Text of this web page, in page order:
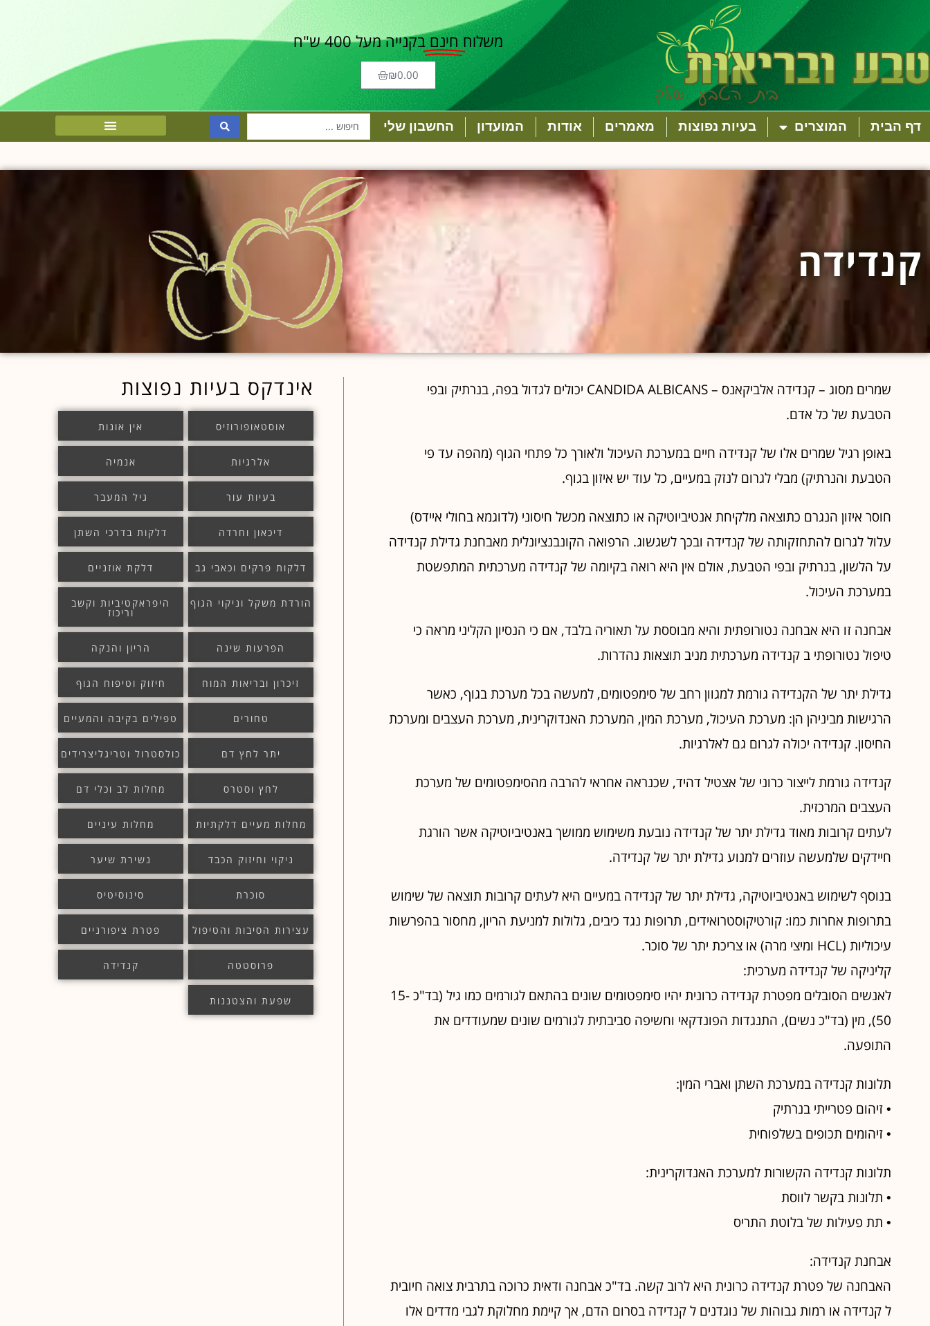
משלוח חינם בקנייה מעל 400 ש"ח
₪0.00
דף הבית המוצרים בעיות נפוצות מאמרים אודות המועדון החשבון שלי
קנדידה
שמרים מסוג – קנדידה אלביקאנס – CANDIDA ALBICANS יכולים לגדול בפה, בנרתיק ובפי
הטבעת של כל אדם.
באופן רגיל שמרים אלו של קנדידה חיים במערכת העיכול ולאורך כל פתחי הגוף (מהפה עד פי
הטבעת והנרתיק) מבלי לגרום לנזק במעיים, כל עוד יש איזון בגוף.
חוסר איזון הנגרם כתוצאה מלקיחת אנטיביוטיקה או כתוצאה מכשל חיסוני (לדוגמא בחולי איידס)
עלול לגרום להתחזקותה של קנדידה ובכך לשגשוג. הרפואה הקונבנציונלית מאבחנת גדילת קנדידה
על הלשון, בנרתיק ובפי הטבעת, אולם אין היא רואה בקיומה של קנדידה מערכתית המתפשטת
במערכת העיכול.
אבחנה זו היא אבחנה נטורופתית והיא מבוססת על תאוריה בלבד, אם כי הנסיון הקליני מראה כי
טיפול נטורופתי ב קנדידה מערכתית מניב תוצאות נהדרות.
גדילת יתר של הקנדידה גורמת למגוון רחב של סימפטומים, למעשה בכל מערכת בגוף, כאשר
הרגישות מביניהן הן: מערכת העיכול, מערכת המין, המערכת האנדוקרינית, מערכת העצבים ומערכת
החיסון. קנדידה יכולה לגרום גם לאלרגיות.
קנדידה גורמת לייצור כרוני של אצטיל דהיד, שכנראה אחראי להרבה מהסימפטומים של מערכת
העצבים המרכזית.
לעתים קרובות מאוד גדילת יתר של קנדידה נובעת משימוש ממושך באנטיביוטיקה אשר הורגת
חיידקים שלמעשה עוזרים למנוע גדילת יתר של קנדידה.
בנוסף לשימוש באנטיביוטיקה, גדילת יתר של קנדידה במעיים היא לעתים קרובות תוצאה של שימוש
בתרופות אחרות כמו: קורטיקוסטרואידים, תרופות נגד כיבים, גלולות למניעת הריון, מחסור בהפרשות
עיכוליות (HCL ומיצי מרה) או צריכת יתר של סוכר.
קליניקה של קנדידה מערכית:
לאנשים הסובלים מפטרת קנדידה כרונית יהיו סימפטומים שונים בהתאם לגורמים כמו גיל (בד"כ 15-
50), מין (בד"כ נשים), התנגדות הפונדקאי וחשיפה סביבתית לגורמים שונים שמעודדים את
התופעה.
תלונות קנדידה במערכת השתן ואברי המין:
• זיהום פטרייתי בנרתיק
• זיהומים תכופים בשלפוחית
תלונות קנדידה הקשורות למערכת האנדוקרינית:
• תלונות בקשר לווסת
• תת פעילות של בלוטת התריס
אבחנת קנדידה:
האבחנה של פטרת קנדידה כרונית היא לרוב קשה. בד"כ אבחנה ודאית כרוכה בתרבית צואה חיובית
ל קנדידה או רמות גבוהות של נוגדנים ל קנדידה בסרום הדם, אך קיימת מחלוקת לגבי מדדים אלו
אינדקס בעיות נפוצות
אוסטאופורוזיס אין אונות
אלרגיות אנמיה
בעיות עור גיל המעבר
דיכאון וחרדה דלקות בדרכי השתן
דלקות פרקים וכאבי גב דלקת אוזניים
הורדת משקל וניקוי הגוף היפראקטיביות וקשב
וריכוז
הפרעות שינה הריון והנקה
זיכרון ובריאות המוח חיזוק וטיפוח הגוף
טחורים טפילים בקיבה והמעיים
יתר לחץ דם כולסטרול וטריגליצרידים
לחץ וסטרס מחלות לב וכלי דם
מחלות מעיים דלקתיות מחלות עיניים
ניקוי וחיזוק הכבד נשירת שיער
סוכרת סינוסיטיס
עצירות הסיבות והטיפול פטרת ציפורניים
פרוסטטה קנדידה
שפעת והצטננות